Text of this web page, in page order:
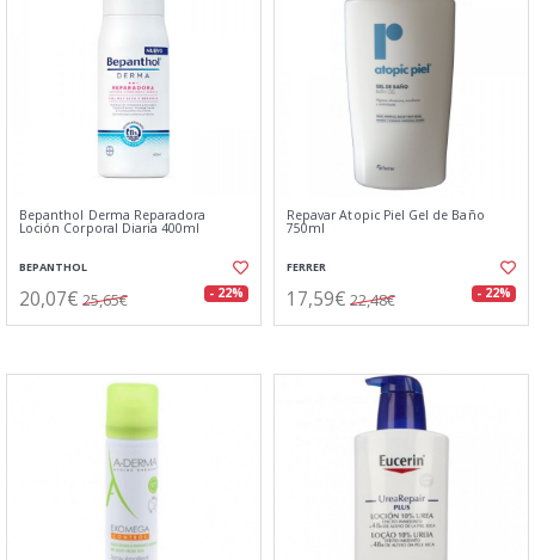
Bepanthol Derma Reparadora
Loción Corporal Diaria 400ml
BEPANTHOL
20,07€ 25,65€ - 22%
Repavar Atopic Piel Gel de Baño
750ml
FERRER
17,59€ 22,48€ - 22%